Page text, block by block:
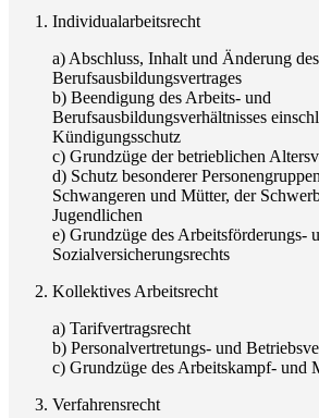
Individualarbeitsrecht
a) Abschluss, Inhalt und Änderung
Berufsausbildungsvertrages
b) Beendigung des Arbeits- und
Berufsausbildungsverhältnisses
Kündigungsschutz
c) Grundzüge der betrieblichen
d) Schutz besonderer
Schwangeren und Mütter, der
Jugendlichen
e) Grundzüge des Arbeitsförderungs-
Sozialversicherungsrechts
Kollektives Arbeitsrecht
a) Tarifvertragsrecht
b) Personalvertretungs- und
c) Grundzüge des Arbeitskampf- und
Verfahrensrecht